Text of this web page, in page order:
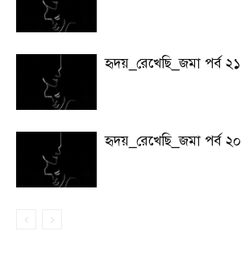
হৃদয়_রেখেছি_জমা পর্ব ২১
হৃদয়_রেখেছি_জমা পর্ব ২০